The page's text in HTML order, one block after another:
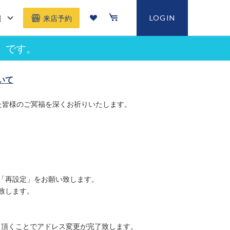
来店予約 LOGIN
す。
て
様のご冥福を深くお祈りいたします。
設定」をお願い致します。
ます。
ことでアドレス変更が完了致します。